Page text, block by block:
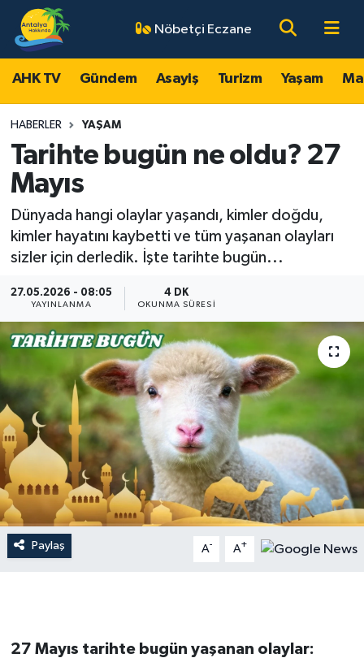
Nöbetçi Eczane
AHK TV Gündem Asayiş Turizm Yaşam
HABERLER YAŞAM
Tarihte bugün ne oldu? 27
Mayıs
Dünyada hangi olaylar yaşandı, kimler doğdu,
kimler hayatını kaybetti ve tüm yaşanan olayları
sizler için derledik. İşte tarihte bugün...
27.05.2026 - 08:05
YAYINLANMA
4 DK
OKUNMA SÜRESI
Paylaş A- A+
27 Mayıs tarihte bugün yaşanan olaylar:
AHK TV
Gündem
Asayiş
Turizm
Yaşam
Magazin
Ekonomi
Spor
Dünya
Resmi Reklamlar
Antalya Nöbetçi Eczaneler
Antalya Hava Durumu
Antalya Namaz Vakitleri
Antalya Trafik Yoğunluk Haritası
Süper Lig Puan Durumu ve Fikstür
Tüm Manşetler
Son Dakika Haberleri
Haber Arşivi